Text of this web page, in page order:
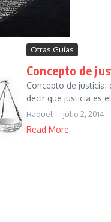
Otras Guías
Concepto de
Concepto de justicia:
decir que justicia es
Raquel julio 2, 2014
Read More